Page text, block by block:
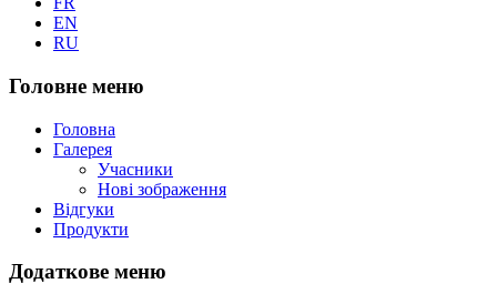
EN
RU
Головне меню
Головна
Галерея
Учасники
Нові зображення
Відгуки
Продукти
Додаткове меню